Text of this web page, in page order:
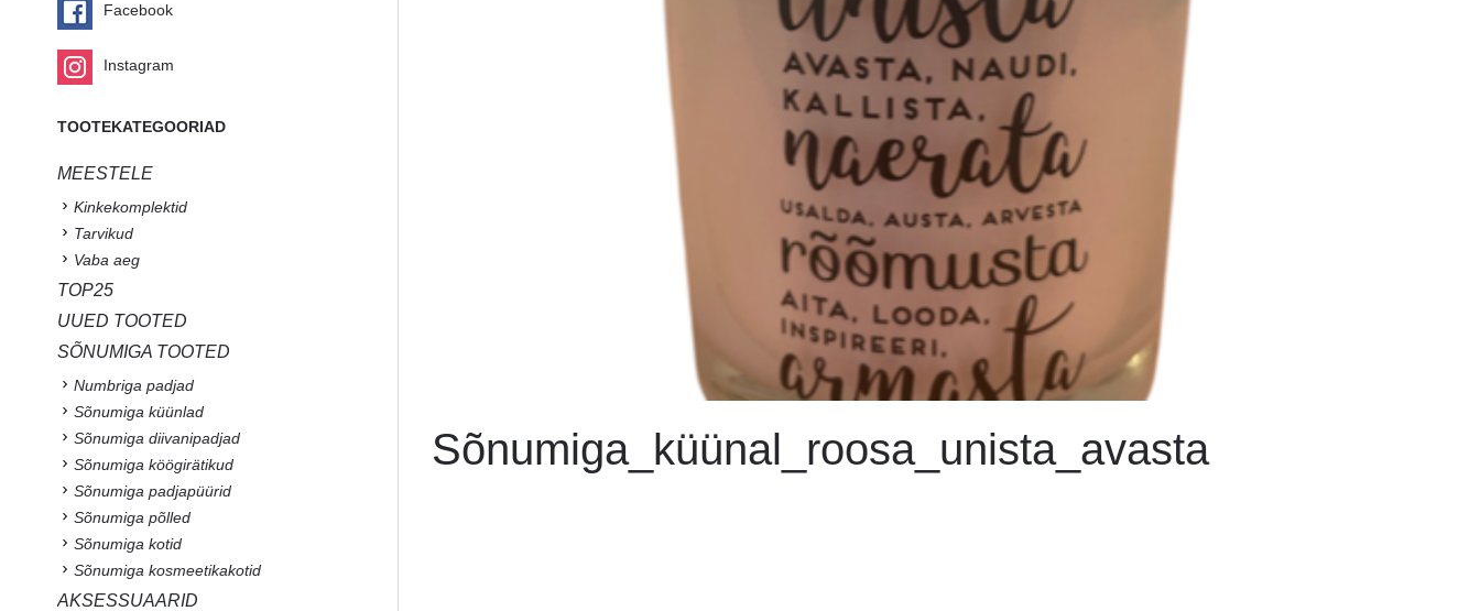
Sõnumiga_küünal_roosa_unista_avasta
Facebook
Instagram
TOOTEKATEGOORIAD
MEESTELE
Kinkekomplektid
Tarvikud
Vaba aeg
TOP25
UUED TOOTED
SÕNUMIGA TOOTED
Numbriga padjad
Sõnumiga küünlad
Sõnumiga diivanipadjad
Sõnumiga köögirätikud
Sõnumiga padjapüürid
Sõnumiga põlled
Sõnumiga kotid
Sõnumiga kosmeetikakotid
AKSESSUAARID